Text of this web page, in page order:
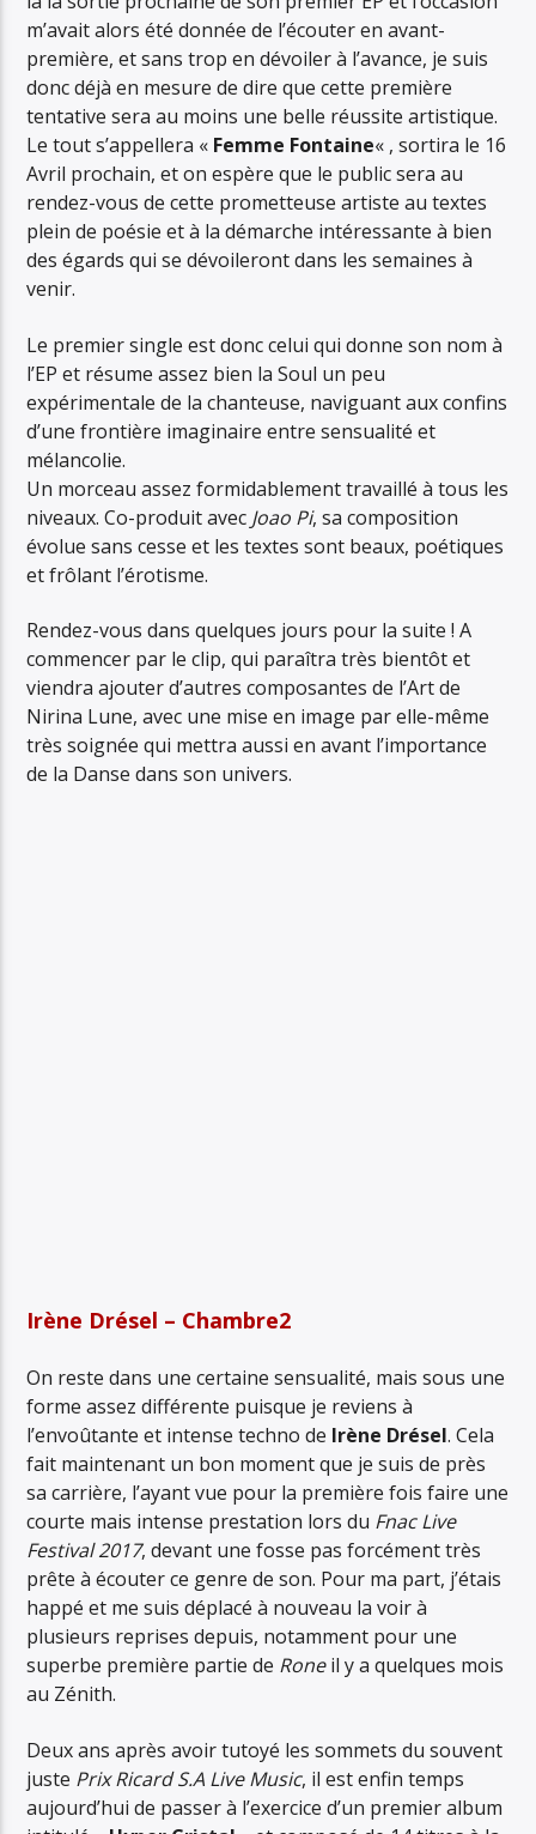
m’avait alors été donnée de l’écouter en avant-
première, et sans trop en dévoiler à l’avance, je suis
donc déjà en mesure de dire que cette première
tentative sera au moins une belle réussite artistique.
Le tout s’appellera « Femme Fontaine« , sortira le 16
Avril prochain, et on espère que le public sera au
rendez-vous de cette prometteuse artiste au textes
plein de poésie et à la démarche intéressante à bien
des égards qui se dévoileront dans les semaines à
venir.
Le premier single est donc celui qui donne son nom à
l’EP et résume assez bien la Soul un peu
expérimentale de la chanteuse, naviguant aux confins
d’une frontière imaginaire entre sensualité et
mélancolie.
Un morceau assez formidablement travaillé à tous les
niveaux. Co-produit avec Joao Pi, sa composition
évolue sans cesse et les textes sont beaux, poétiques
et frôlant l’érotisme.
Rendez-vous dans quelques jours pour la suite ! A
commencer par le clip, qui paraîtra très bientôt et
viendra ajouter d’autres composantes de l’Art de
Nirina Lune, avec une mise en image par elle-même
très soignée qui mettra aussi en avant l’importance
de la Danse dans son univers.
Irène Drésel – Chambre2
On reste dans une certaine sensualité, mais sous une
forme assez différente puisque je reviens à
l’envoûtante et intense techno de Irène Drésel. Cela
fait maintenant un bon moment que je suis de près
sa carrière, l’ayant vue pour la première fois faire une
courte mais intense prestation lors du Fnac Live
Festival 2017, devant une fosse pas forcément très
prête à écouter ce genre de son. Pour ma part, j’étais
happé et me suis déplacé à nouveau la voir à
plusieurs reprises depuis, notamment pour une
superbe première partie de Roneil y a quelques mois
au Zénith.
Deux ans après avoir tutoyé les sommets du souvent
juste Prix Ricard S.A Live Music, il est enfin temps
aujourd’hui de passer à l’exercice d’un premier album